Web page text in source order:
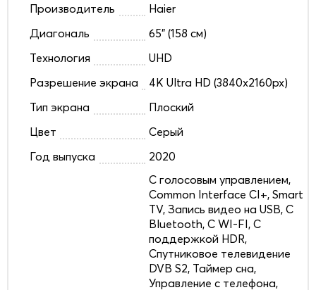
Производитель
Haier
Диагональ
65" (158 см)
Технология
UHD
Разрешение экрана
4K Ultra HD (3840x2160px)
Тип экрана
Плоский
Цвет
Серый
Год выпуска
2020
C голосовым управлением,
Common Interface CI+, Smart
TV, Запись видео на USB, С
Bluetooth, С WI-FI, С
поддержкой HDR,
Спутниковое телевидение
DVB S2, Таймер сна,
Управление с телефона,